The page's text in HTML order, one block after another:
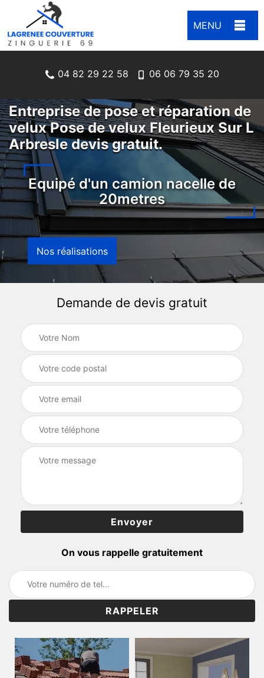
MENU
04 82 29 22 58 06 06 79 35 20
Entreprise de pose et réparation de
velux Pose de velux Fleurieux Sur L
Arbresle devis gratuit.
Equipé d'un camion nacelle de
20metres
Nos réalisations
Demande de devis gratuit
On vous rappelle gratuitement